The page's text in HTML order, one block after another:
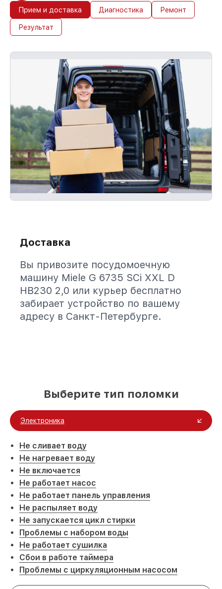
Прием и доставка Диагностика Ремонт
Результат
Доставка
Вы привозите посудомоечную
машину Miele G 6735 SCi XXL D
HB230 2,0 или курьер бесплатно
забирает устройство по вашему
адресу в Санкт-Петербурге.
Выберите тип поломки
Электроника
Не сливает воду
Не нагревает воду
Не включается
Не работает насос
Не работает панель управления
Не распыляет воду
Не запускается цикл стирки
Проблемы с набором воды
Не работает сушилка
Сбои в работе таймера
Проблемы с циркуляционным насосом